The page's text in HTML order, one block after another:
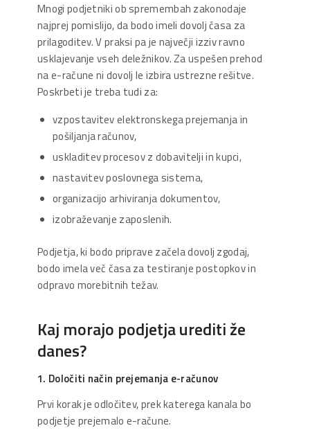
Mnogi podjetniki ob spremembah zakonodaje
najprej pomislijo, da bodo imeli dovolj časa za
prilagoditev. V praksi pa je največji izziv ravno
usklajevanje vseh deležnikov. Za uspešen prehod
na e-račune ni dovolj le izbira ustrezne rešitve.
Poskrbeti je treba tudi za:
vzpostavitev elektronskega prejemanja in
pošiljanja računov,
uskladitev procesov z dobavitelji in kupci,
nastavitev poslovnega sistema,
organizacijo arhiviranja dokumentov,
izobraževanje zaposlenih.
Podjetja, ki bodo priprave začela dovolj zgodaj,
bodo imela več časa za testiranje postopkov in
odpravo morebitnih težav.
Kaj morajo podjetja urediti že
danes?
1. Določiti način prejemanja e-računov
Prvi korak je odločitev, prek katerega kanala bo
podjetje prejemalo e-račune.